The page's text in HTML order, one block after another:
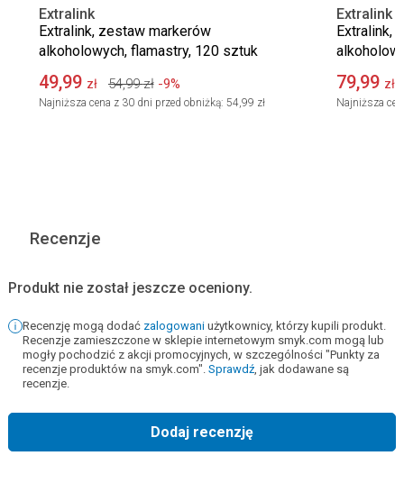
Extralink
Extralink, zestaw markerów
alkoholowych, flamastry, 120 sztuk
49,99 zł 54,99 zł -9%
Najniższa cena z 30 dni przed obniżką: 54,99 zł
Extralink
Extralink,
79,99 zł
Najniższa
Recenzje
Produkt nie został jeszcze oceniony.
Recenzję mogą dodać zalogowani użytkownicy, którzy kupili produkt.
Recenzje zamieszczone w sklepie internetowym smyk.com mogą lub
mogły pochodzić z akcji promocyjnych, w szczególności "Punkty za
recenzje produktów na smyk.com". Sprawdź, jak dodawane są
recenzje.
Dodaj recenzję